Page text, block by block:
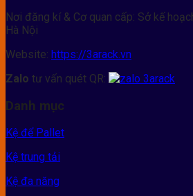
Nơi đăng kí & Cơ quan cấp: Sở kế
Hà Nội
Website: https://3arack.vn
Zalo tư vấn quét QR:
Danh mục
Kệ để Pallet
Kệ trung tải
Kệ đa năng